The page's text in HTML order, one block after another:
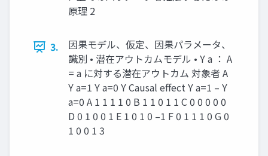
原理 2
3.
因果モデル、仮定、因果パラメータ、
識別 • 潜在アウトカムモデル • Y a ： A
= a に対する潜在アウトカム 対象者 A
Y a=1 Y a=0 Y Causal effect Y a=1 – Y
a=0 A 1 1 1 1 0 B 1 1 0 1 1 C 0 0 0 0 0
D 0 1 0 0 1 E 1 0 1 0 –1 F 0 1 1 1 0 G 0
1 0 0 1 3